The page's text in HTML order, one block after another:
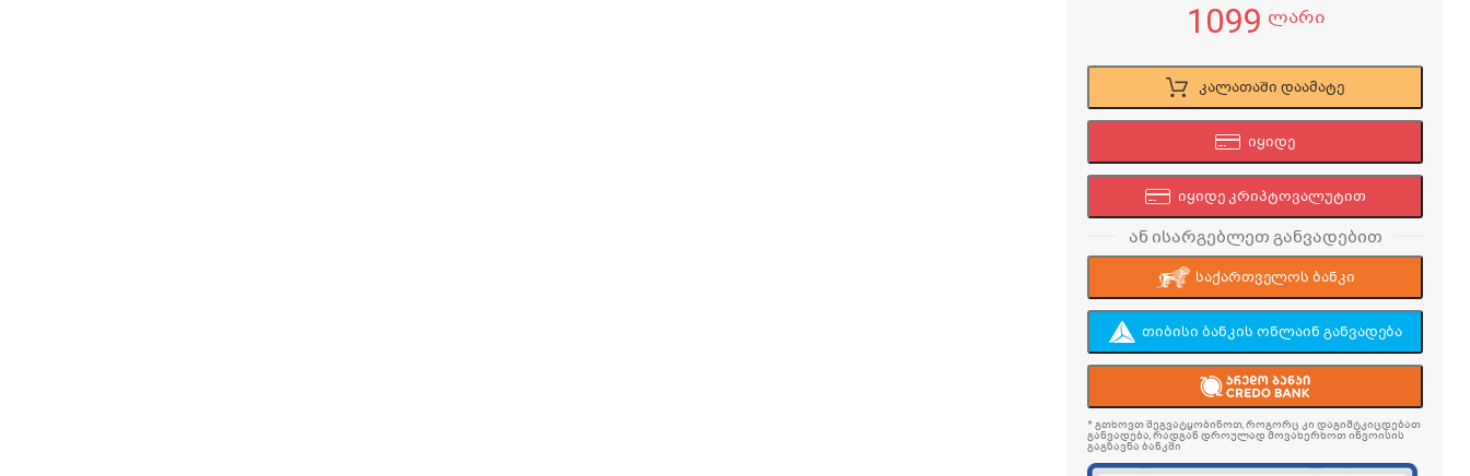
1099 ლარი
კალათაში დაამატე
იყიდე
იყიდე კრიპტოვალუტით
ან ისარგებლეთ განვადებით
საქართველოს ბანკი
თიბისი ბანკის ონლაინ განვადება
* გთხოვთ შეგვატყობინოთ, როგორც კი დაგიმტკიცდებათ
განვადება, რადგან დროულად მოვახერხოთ ინვოისის
გაგზავნა ბანკში